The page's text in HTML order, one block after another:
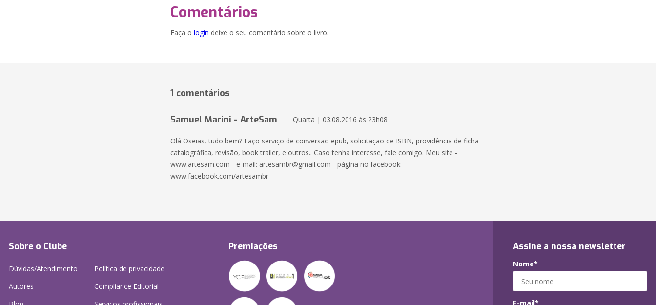
Comentários
Faça o login deixe o seu comentário sobre o livro.
1 comentários
Samuel Marini - ArteSam Quarta | 03.08.2016 às 23h08
Olá Oseias, tudo bem? Faço serviço de conversão epub, solicitação de ISBN, providência de ficha
catalográfica, revisão, book trailer, e outros.. Caso tenha interesse, fale comigo. Meu site -
www.artesam.com - e-mail: artesambr@gmail.com - página no facebook:
www.facebook.com/artesambr
Sobre o Clube
Dúvidas/Atendimento
Autores
Política de privacidade
Compliance Editorial
Premiações Assine a nossa newsletter
Nome*
E-mail*